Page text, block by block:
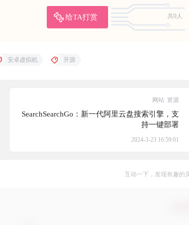
给TA打赏
共0人
安卓虚拟机 开源
网站 资源
SearchSearchGo：新一代阿里云盘搜索引擎，支
持一键部署
2024-3-23 16:59:01
互动一下，发现有趣的